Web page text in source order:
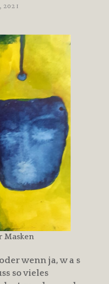
2021
Masken
wenn ja, w a s
so vieles